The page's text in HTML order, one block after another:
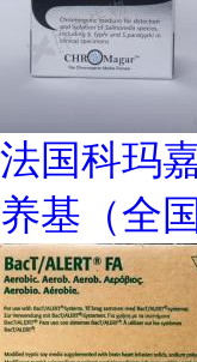
法国科玛
养基（全